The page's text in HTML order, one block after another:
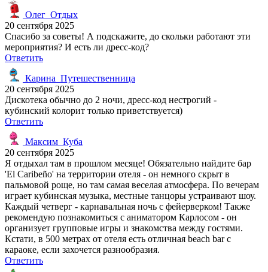
Олег_Отдых
20 сентября 2025
Спасибо за советы! А подскажите, до скольки работают эти
мероприятия? И есть ли дресс-код?
Ответить
Карина_Путешественница
20 сентября 2025
Дискотека обычно до 2 ночи, дресс-код нестрогий -
кубинский колорит только приветствуется)
Ответить
Максим_Куба
20 сентября 2025
Я отдыхал там в прошлом месяце! Обязательно найдите бар
'El Caribeño' на территории отеля - он немного скрыт в
пальмовой роще, но там самая веселая атмосфера. По вечерам
играет кубинская музыка, местные танцоры устраивают шоу.
Каждый четверг - карнавальная ночь с фейерверком! Также
рекомендую познакомиться с аниматором Карлосом - он
организует групповые игры и знакомства между гостями.
Кстати, в 500 метрах от отеля есть отличная beach bar с
караоке, если захочется разнообразия.
Ответить